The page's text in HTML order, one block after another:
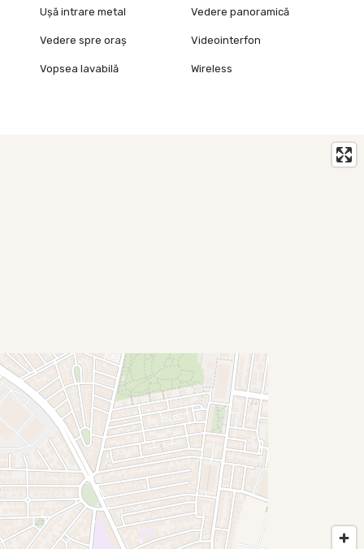
Ușă intrare metal Vedere panoramică
Vedere spre oraș Videointerfon
Vopsea lavabilă Wireless